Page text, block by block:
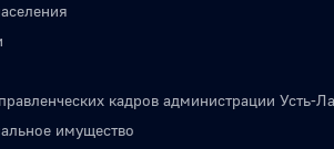
кадров администрации Усть-
имущество